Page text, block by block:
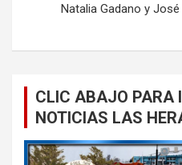
Natalia Gadano y
CLIC ABAJO PARA
NOTICIAS LAS